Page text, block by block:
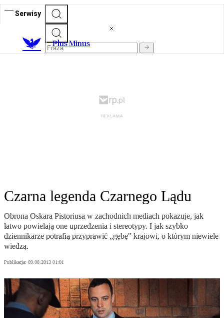
Serwisy
Plus Minus
Czarna legenda Czarnego Lądu
Obrona Oskara Pistoriusa w zachodnich mediach pokazuje, jak
łatwo powielają one uprzedzenia i stereotypy. I jak szybko
dziennikarze potrafią przyprawić „gębę" krajowi, o którym niewiele
wiedzą.
Publikacja: 09.08.2013 01:01